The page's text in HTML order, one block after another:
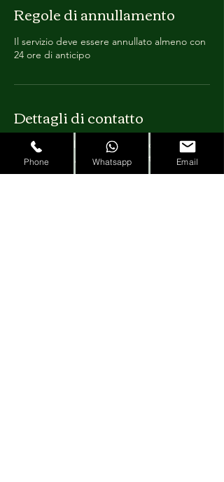
Regole di annullamento
Il servizio deve essere annullato almeno con
24 ore di anticipo
Dettagli di contatto
L’Oasi di Clariló Wellness, Vicolo delle
Grotte, Rome, Metropolitan City of Rome
Capital, Italy
Phone Whatsapp Email